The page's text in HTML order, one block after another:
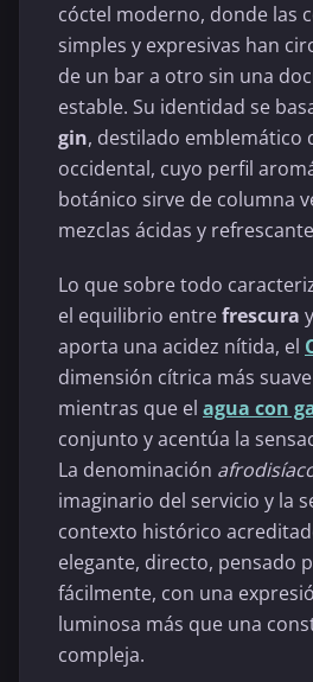
cóctel moderno, donde las
simples y expresivas han
de un bar a otro sin una
estable. Su identidad se
gin, destilado emblemático
occidental, cuyo perfil
botánico sirve de columna
mezclas ácidas y
Lo que sobre todo
el equilibrio entrefrescura y
aporta una acidez nítida, el
dimensión cítrica más
mientras que el agua con
conjunto y acentúa la
La denominación
imaginario del servicio y la
contexto histórico
elegante, directo, pensado
fácilmente, con una
luminosa más que una
compleja.